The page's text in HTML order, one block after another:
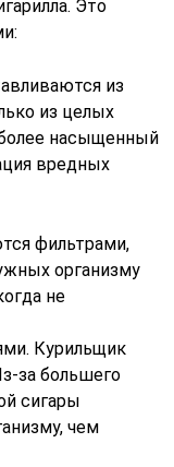
Это
из
из целых
насыщенный
вредных
фильтрами,
организму
не
Курильщик
за большего
сигары
чем